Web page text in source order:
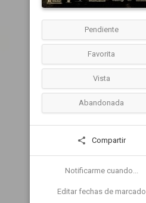
Pendiente
Favorita
Vista
Abandonada
Compartir
Notificarme cuando...
Editar fechas de marcado